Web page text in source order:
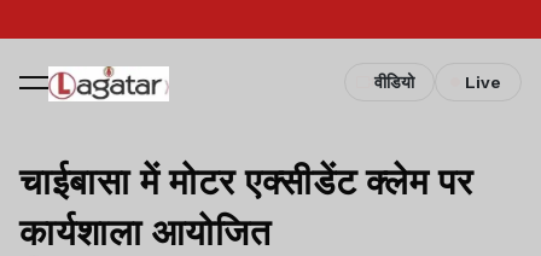
वीडियो Live
चाईबासा में मोटर एक्सीडेंट क्लेम पर
कार्यशाला आयोजित